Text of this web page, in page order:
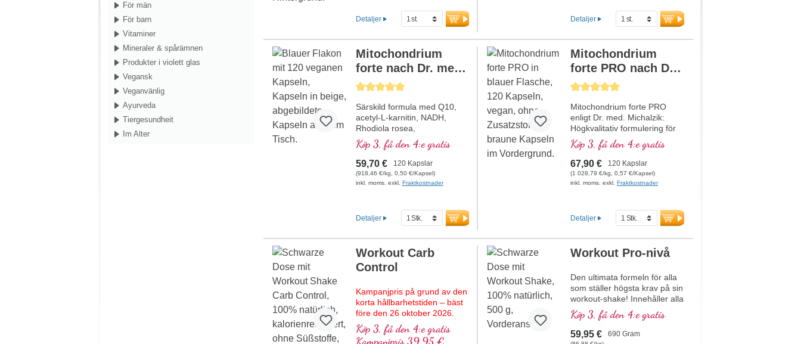
För män
För barn
Vitaminer
Mineraler & spårämnen
Produkter i violett glas
Vegansk
Veganvänlig
Ayurveda
Tiergesundheit
Im Alter
Detaljer
1-recepturen. Mycket effektivt
– originalet från Biotikon
produktion i Tyskland av ett
traditionsrikt familjeföretag.
Utan tillsatser, högrent och
med hög expertis inom
mikronäringsämnen under
ledning av Dr. med. Alexander
Michalzik.
Detaljer
Genomsnittligt betyg på 5 av 5 stjärnor
Mitochondrium
forte nach Dr. med.
Michalzik
Särskild formula med Q10,
acetyl-L-karnitin, NADH,
Rhodiola rosea,
fosfatidylserin, glutation,
Cordyceps och koppar, som
bidrar till en normal
energiomsättning (i form av
ATP i cellandningskedjan).
Köp 3, få den 4:e gratis
59,70 € 120 Kapslar
(918,46 €/kg, 0,50 €/Kapsel)
inkl. moms. exkl. Fraktkostnader
Detaljer
Genomsnittligt betyg på 5 av 5 stjärnor
Mitochondrium
forte PRO nach Dr.
med. Michalzik
Mitochondrium forte PRO
enligt Dr. med. Michalzik:
Högkvalitativ formulering för
att stödja
energimetabolismen och
cellhälsan. Med NADH, Q10,
resveratrol och tiamin, som
främjar energimetabolismen,
Lipoat. Aluminiumfri försegling
och över 20 års erfarenhet
Utvecklad av läkare.
Mitochondrium forte PRO
Köp 3, få den 4:e gratis
67,90 € 120 Kapslar
(1 028,79 €/kg, 0,57 €/Kapsel)
inkl. moms. exkl.Fraktkostnader
Detaljer
Workout Carb
Control
Kampanjpris på grund av den
korta hållbarhetstiden – bäst
före den 26 oktober 2026.
Den ultimata formulan för alla
Köp 3, få den 4:e gratis
Kampanjpris 39,95 €
Workout Pro-nivå
Den ultimata formeln för alla
som ställer högsta krav på sin
workout-shake! Innehåller alla
essentiella aminosyror (EAAs)
samt BCAAs, kombinerat med
kreatin för mer muskelenergi
och acetyl-L-karnitin för
Köp 3, få den 4:e gratis
59,95 € 690 Gram